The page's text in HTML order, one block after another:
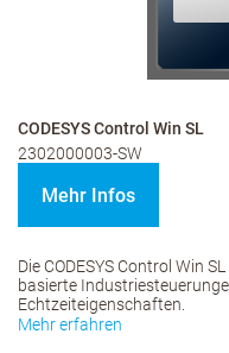
CODESYS Control Win SL
2302000003-SW
Mehr Infos
Die CODESYS Control Win
basierte
Echtzeiteigenschaften.
Mehr erfahren